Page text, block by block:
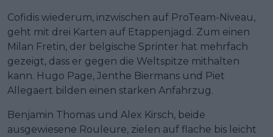
Cofidis wiederum, inzwischen auf ProTeam-Niveau,
geht mit drei Karten auf Etappenjagd. Zum einen
Milan Fretin, der belgische Sprinter hat mehrfach
gezeigt, dass er gegen die Weltspitze mithalten
kann. Hugo Page, Jenthe Biermans und Piet
Allegaert bilden einen starken Anfahrzug.
Benjamin Thomas und Alex Kirsch, beide
ausgewiesene Rouleure, zielen auf flache bis leicht